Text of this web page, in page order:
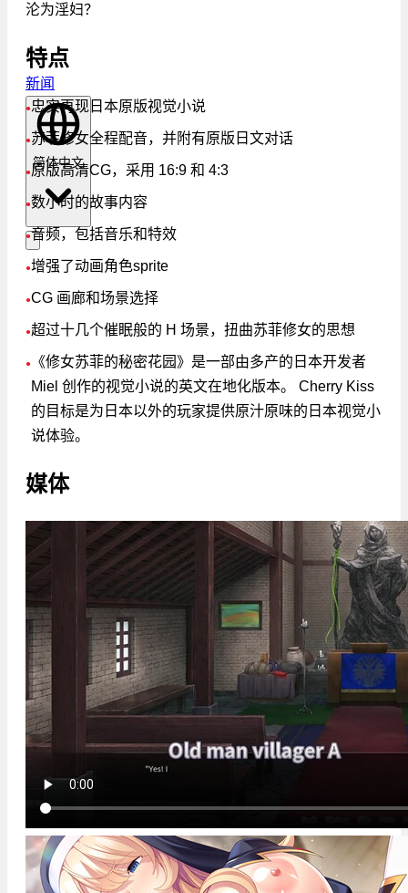
新闻
简体中文
沦为淫妇？
特点
●忠实再现日本原版视觉小说
●苏菲修女全程配音，并附有原版日文对话
●原版高清CG，采用 16:9 和 4:3
●数小时的故事内容
●音频，包括音乐和特效
●增强了动画角色sprite
●CG 画廊和场景选择
●超过十几个催眠般的 H 场景，扭曲苏菲修女的思想
●
《修女苏菲的秘密花园》是一部由多产的日本开发者
Miel 创作的视觉小说的英文在地化版本。 Cherry Kiss
的目标是为日本以外的玩家提供原汁原味的日本视觉小
说体验。
媒体